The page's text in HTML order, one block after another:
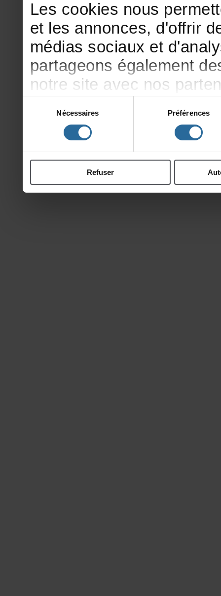
consentement
Nécessaires Préférences
Refuser